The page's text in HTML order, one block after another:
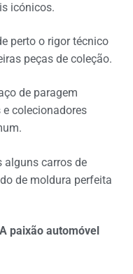
icónicos.
perto o rigor técnico
peças de coleção.
de paragem
colecionadores
alguns carros de
de moldura perfeita
paixão automóvel